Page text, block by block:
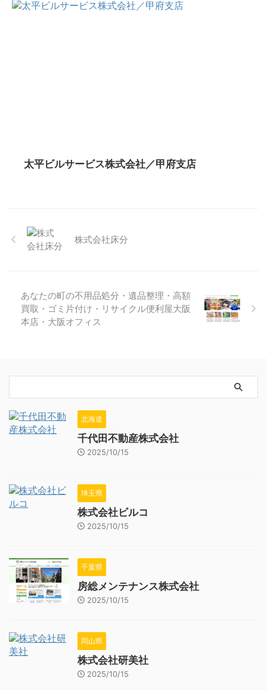
太平ビルサービス株式会社／甲府支店
株式会社床分
あなたの町の不用品処分・遺品整理・高額
買取・ゴミ片付け・リサイクル便利屋大阪
本店・大阪オフィス
北海道
千代田不動産株式会社
2025/10/15
埼玉県
株式会社ビルコ
2025/10/15
千葉県
房総メンテナンス株式会社
2025/10/15
岡山県
株式会社研美社
2025/10/15